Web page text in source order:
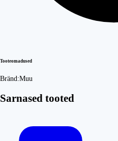
Tooteomadused
Bränd:Muu
Sarnased tooted